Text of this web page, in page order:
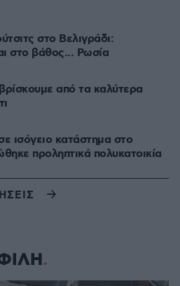
στο Βελιγράδι:
στο βάθος... Ρωσία
από τα καλύτερα
ισόγειο κατάστημα στο
προληπτικά πολυκατοικία